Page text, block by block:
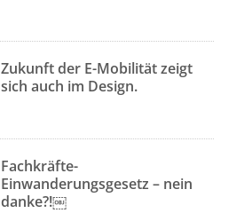
Zukunft der E-Mobilität zeigt
sich auch im Design.
Fachkräfte-
Einwanderungsgesetz – nein
danke?!￼